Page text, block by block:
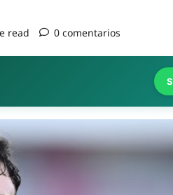
read 0 comentarios